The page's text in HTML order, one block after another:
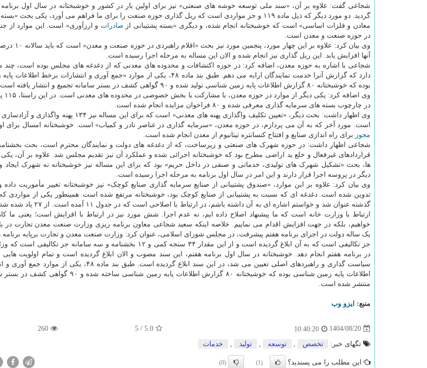
شجاعی گفت: علاوه بر آن، «سند ملی توسعه خوشه های صنعتی» نیز برای اولین بار در کشور و خوشبختانه در سال اول
گردید. دو مورد دیگر که ذیل ماده ۱۱۹ و جز مواردی است که ریل گذاری حوزه صنعت را برای ما فراهم می آورد، یکی بحث
معادن و فلزات اساسی» است که خوشبختانه انجام شده، و دیگری «بسته پشتیبانی از صادرات و ارزآوری» است. این موارد از
در حوزه صنعت و معدن است.
وی بیان کرد: علاوه بر این
آنها افزایش یابد. این ریل گذاری نیز انجام شده و الان این مساله به مرحله اجرا رسیده است.
شجاعی با اشاره به حوزه معدن، اضافه کرد: در حوزه اکتشافات و محدوده های معدنی که از دغدغه های مجلس بوده است، چند
دارد که گزارش آنرا خدمت نمایندگان ارایه می دهم. طبق بند ماده ۴۸، یکی از موارد «جمع آوری و انتشارات
بوده که خوشبختانه ۸۰ گزارش اطلاعات پایه زمین شناسی تولید شده و ۹۰ گواهی کشف در بستر سامانه تجمیع و انتشار یافته است.
وی
در چارچوب بسته های سرمایه گذاری معرفی شده و ۸۰ فراخوان مزایده انجام شده است.
وی اظهار داشت: بحث دیگر، «تعیین تکلیف واگذاری پهنه های معدنی» است که برای این
است. مورد آخر که به آن می پردازم، در حوزه معدن، «سرمایه گذاری در عناصر نادر و کمیاب» است. خوشبختانه امسال برای
مجوز برای راه اندازی صنایع و افتتاح کنسانتره تیتانیوم از معدن انجام شده است.
شجاعی اظهار داشت: در حوزه شهرک های صنعتی و زیرساخت، که از دغدغه های دولت و نمایندگان محترم است، بحث
قراردادهای غیرفعال و خلع ید اراضی مطرح بود که خوشبختانه اجرائی شده و عملکرد آن نیز تقدیم مجلس شد. علاوه بر آن، یکی
ها، بحث «تشکیل شهرک های تولیدی، خدماتی و صنفی در داخل حریم» بود که برای این مساله نیز خوشبختانه نه شهرک
دیگر در پروسه اجرا قرار دارند و این امر در سال اول برنامه به مرحله اجرا رسیده است.
وی بیان کرد: علاوه بر این موارد، «صندوق پشتیبانی از صنایع سرمایه گذاری صنایع کوچک» نیز خوشبختانه تغییر مأموریت داده
تدوین شده است. دغدغه ای که نسبت به پشتیبانی از صنایع کوچک بود، خوشبختانه مرتفع شده است. همینطور یکی از مواردی
ارتباط با وزارت خانه است که ما پیشنهاد اصلاح داده ایم، نه عدم اجرا. شش مورد نیز در ارتباط با افزایش است؛ یعنی ما
خواهیم، بلکه در جهت افزایش اقدام می نماییم. خلاصه اینکه سعید شجاعی معاون برنامه ریزی وزارت صنعت معدن تجارت در
جز تکالیفی است که به آن ابلاغ گردیده است و از این مقدار ۳۴ سنجه کمی و ۱۲ بخشنامه و سه سامانه
در برنامه هفتم انجام دهد. خوشبختانه در سال اول برنامه هفتم، این سند مصوب و الان ابلاغ گردیده است و تمام اولویت هایی
سیاست گذاری و راهبردهای اصلی تعیین می شد، در این سند ابلاغ گردیده است. طبق بند
اطلاعات پایه زمین شناسی بوده که خوشبختانه ۸۰ گزارش اطلاعات پایه زمین
منتشر شده است.
منبع: ایزو وب
1404/08/20
10:40:20
5.0
/
5
260
تگهای خبر: تخصص توسعه تولید خدمات
این مطلب را می پسندید؟ (1)
(0)